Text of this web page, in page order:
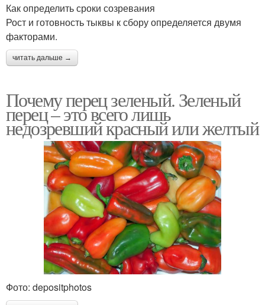
Как определить сроки созревания
Рост и готовность тыквы к сбору определяется двумя
факторами.
читать дальше →
Почему перец зеленый. Зеленый
перец – это всего лишь
недозревший красный или желтый
Фото: depositphotos